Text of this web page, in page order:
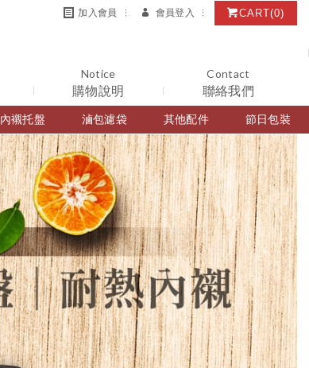
加入會員 會員登入 CART(0)
內襯托盤 滷包濾袋 其他配件 節日包裝
Notice
購物說明
Contact
聯絡我們